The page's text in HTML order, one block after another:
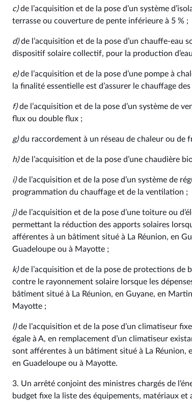
8 octobre 2020
8 octobre 2020
5 octobre 2020
c)de l’acquisition et de la pose d’un système
terrasse ou couverture de pente inférieure à 5 % ;
d)de l’acquisition et de la pose d’un chauffe-eau
dispositif solaire collectif, pour la production
e)de l’acquisition et de la pose d’une pompe à
la finalité essentielle est d’assurer le chauffage
f)de l’acquisition et de la pose d’un système de
flux ou double flux ;
g)du raccordement à un réseau de chaleur ou de
h)de l’acquisition et de la pose d’une chaudière
i)de l’acquisition et de la pose d’un système de
programmation du chauffage et de la ventilation ;
j)de l’acquisition et de la pose d’une toiture ou
permettant la réduction des apports solaires
afférentes à un bâtiment situé à La Réunion, en
Guadeloupe ou à Mayotte ;
k)de l’acquisition et de la pose de protections de
contre le rayonnement solaire lorsque les
bâtiment situé à La Réunion, en Guyane, en
Mayotte ;
l)de l’acquisition et de la pose d’un climatiseur
égale à A, en remplacement d’un climatiseur
sont afférentes à un bâtiment situé à La Réunion,
en Guadeloupe ou à Mayotte.
3. Un arrêté conjoint des ministres chargés de
budget fixe la liste des équipements, matériaux et